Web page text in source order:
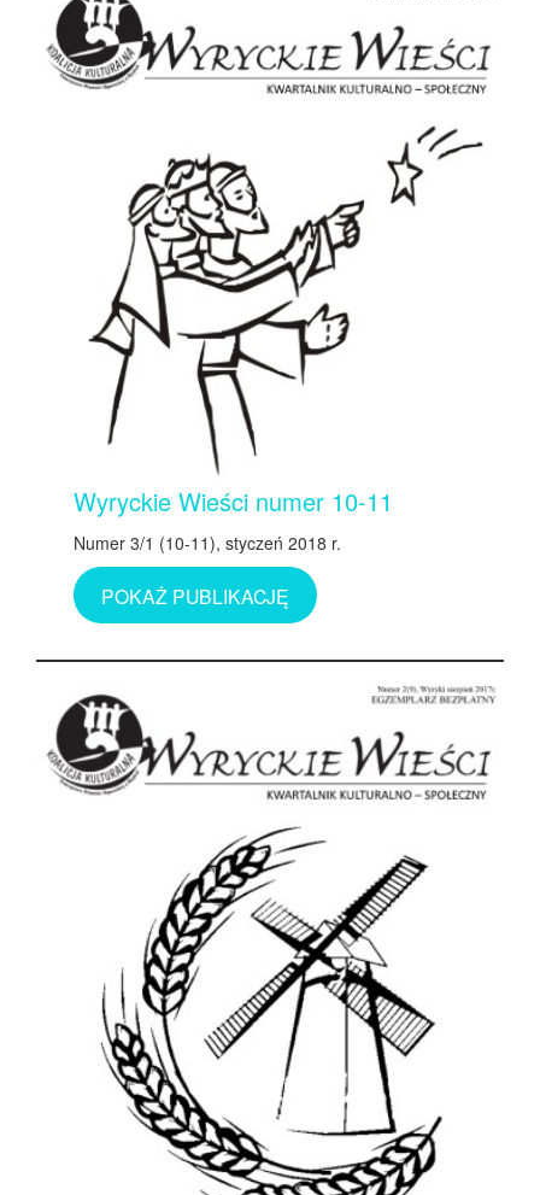
Wyryckie Wieści numer 10-11
Numer 3/1 (10-11), styczeń 2018 r.
POKAŻ PUBLIKACJĘ